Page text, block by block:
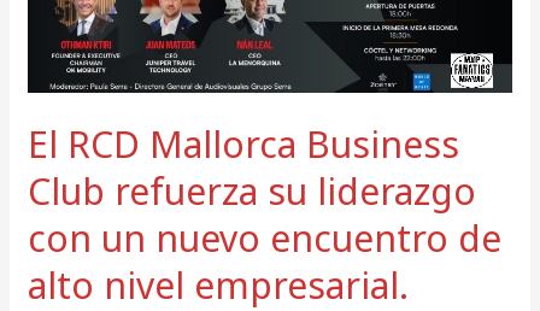
El RCD Mallorca Business
Club refuerza su liderazgo
con un nuevo encuentro de
alto nivel empresarial.
liderazgo
nuevo
encuentro
de
alto
nivel
empresarial.